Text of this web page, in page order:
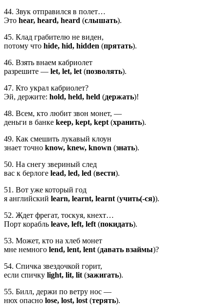
44. Звук отправился в полет…
Это hear, heard, heard (слышать).
45. Клад грабителю не виден,
потому что hide, hid, hidden (прятать).
46. Взять внаем кабриолет
разрешите — let, let, let (позволять).
47. Кто украл кабриолет?
Эй, держите: hold, held, held (держать)!
48. Всем, кто любит звон монет, —
деньги в банке keеp, kept, kept (хранить).
49. Как смешить лукавый клоун
знает точно know, knew, known (знать).
50. На снегу звериный след
вас к берлоге lead, led, led (вести).
51. Вот уже который год
я английский learn, learnt, learnt (учить(-ся)).
52. Ждет фрегат, тоскуя, кнехт…
Порт корабль leave, left, left (покидать).
53. Может, кто на хлеб монет
мне немного lend, lent, lent (давать взаймы)?
54. Спичка звездочкой горит,
если спичку light, lit, lit (зажигать).
55. Билл, держи по ветру нос —
нюх опасно lose, lost, lost (терять).